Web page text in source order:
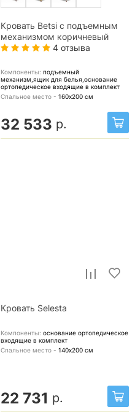
Кровать Betsi с подъемным
механизмом коричневый
4 отзыва
Компоненты: подъемный
механизм,ящик для белья,основание
ортопедическое входящие в комплект
Спальное место - 160х200 см
32 533 р.
Кровать Selesta
Компоненты: основание ортопедическое
входящие в комплект
Спальное место - 140х200 см
22 731 р.